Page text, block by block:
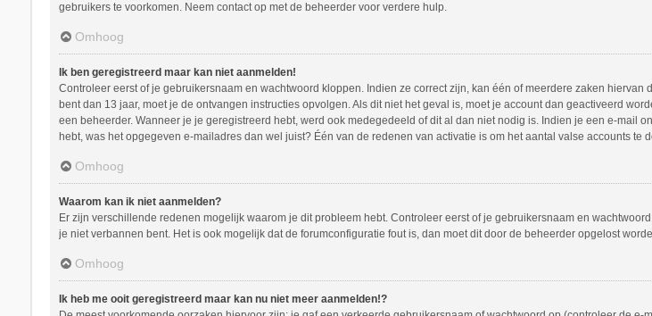
gebruikers te voorkomen. Neem contact op met de beheerder voor verdere hulp.
Omhoog
Ik ben geregistreerd maar kan niet aanmelden!
Controleer eerst of je gebruikersnaam en wachtwoord kloppen. Indien ze correct zijn, kan één of meerdere zaken
bent dan 13 jaar, moet je de ontvangen instructies opvolgen. Als dit niet het geval is, moet je account dan geactiveerd
een beheerder. Wanneer je je geregistreerd hebt, werd ook medegedeeld of dit al dan niet nodig is. Indien je een e-mail
hebt, was het opgegeven e-mailadres dan wel juist? Één van de redenen van activatie is om het aantal valse accounts
Omhoog
Waarom kan ik niet aanmelden?
Er zijn verschillende redenen mogelijk waarom je dit probleem hebt. Controleer eerst of je gebruikersnaam en
je niet verbannen bent. Het is ook mogelijk dat de forumconfiguratie fout is, dan moet dit door de beheerder opgelost
Omhoog
Ik heb me ooit geregistreerd maar kan nu niet meer aanmelden!?